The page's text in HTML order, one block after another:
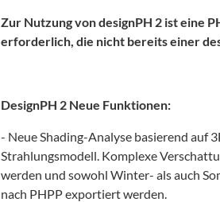
Zur Nutzung von designPH 2 ist eine
erforderlich, die nicht bereits einer
DesignPH 2 Neue Funktionen:
- Neue Shading-Analyse basierend auf
Strahlungsmodell. Komplexe
werden und sowohl Winter- als auch
nach PHPP exportiert werden.